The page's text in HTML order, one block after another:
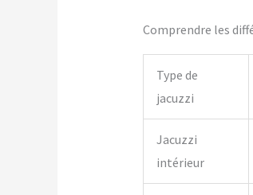
Comprendre les
Type de
jacuzzi
Jacuzzi
intérieur